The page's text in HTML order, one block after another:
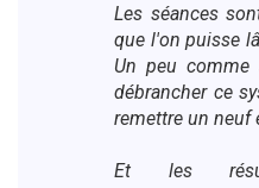
Les séances
que l'on puisse
Un peu comme
débrancher ce
remettre un neuf
Et les